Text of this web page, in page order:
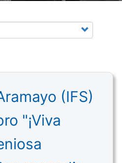
(IFS)
"¡Viva